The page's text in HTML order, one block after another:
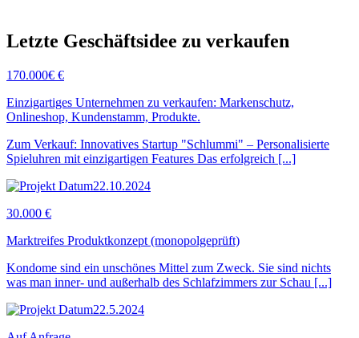
Letzte Geschäftsidee zu verkaufen
170.000€ €
Einzigartiges Unternehmen zu verkaufen: Markenschutz,
Onlineshop, Kundenstamm, Produkte.
Zum Verkauf: Innovatives Startup "Schlummi" – Personalisierte
Spieluhren mit einzigartigen Features Das erfolgreich [...]
22.10.2024
30.000 €
Marktreifes Produktkonzept (monopolgeprüft)
Kondome sind ein unschönes Mittel zum Zweck. Sie sind nichts
was man inner- und außerhalb des Schlafzimmers zur Schau [...]
22.5.2024